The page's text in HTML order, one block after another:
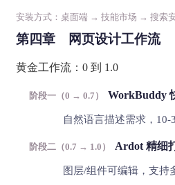
安装方式：桌面端 → 技能市场 → 搜索
第四章 网页设计工作流
黄金工作流：0 到 1.0
阶段一（0 → 0.7） WorkBuddy
自然语言描述需求，10-
阶段二（0.7 → 1.0）Ardot 精细
图层/组件可编辑，支持